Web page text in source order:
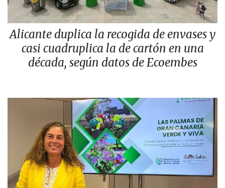
Alicante duplica la recogida de envases y
casi cuadruplica la de cartón en una
década, según datos de Ecoembes